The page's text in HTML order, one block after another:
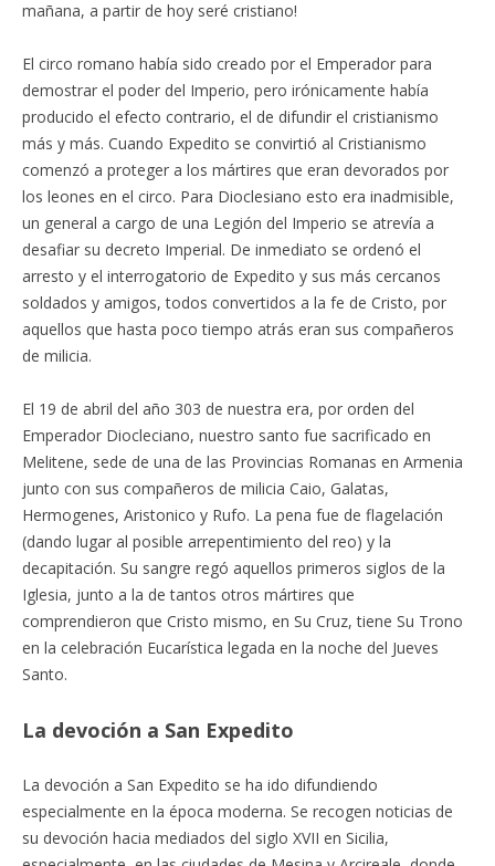
mañana, a partir de hoy seré cristiano!
El circo romano había sido creado por el Emperador para
demostrar el poder del Imperio, pero irónicamente había
producido el efecto contrario, el de difundir el cristianismo
más y más. Cuando Expedito se convirtió al Cristianismo
comenzó a proteger a los mártires que eran devorados por
los leones en el circo. Para Dioclesiano esto era inadmisible,
un general a cargo de una Legión del Imperio se atrevía a
desafiar su decreto Imperial. De inmediato se ordenó el
arresto y el interrogatorio de Expedito y sus más cercanos
soldados y amigos, todos convertidos a la fe de Cristo, por
aquellos que hasta poco tiempo atrás eran sus compañeros
de milicia.
El 19 de abril del año 303 de nuestra era, por orden del
Emperador Diocleciano, nuestro santo fue sacrificado en
Melitene, sede de una de las Provincias Romanas en Armenia
junto con sus compañeros de milicia Caio, Galatas,
Hermogenes, Aristonico y Rufo. La pena fue de flagelación
(dando lugar al posible arrepentimiento del reo) y la
decapitación. Su sangre regó aquellos primeros siglos de la
Iglesia, junto a la de tantos otros mártires que
comprendieron que Cristo mismo, en Su Cruz, tiene Su Trono
en la celebración Eucarística legada en la noche del Jueves
Santo.
La devoción a San Expedito
La devoción a San Expedito se ha ido difundiendo
especialmente en la época moderna. Se recogen noticias de
su devoción hacia mediados del siglo XVII en Sicilia,